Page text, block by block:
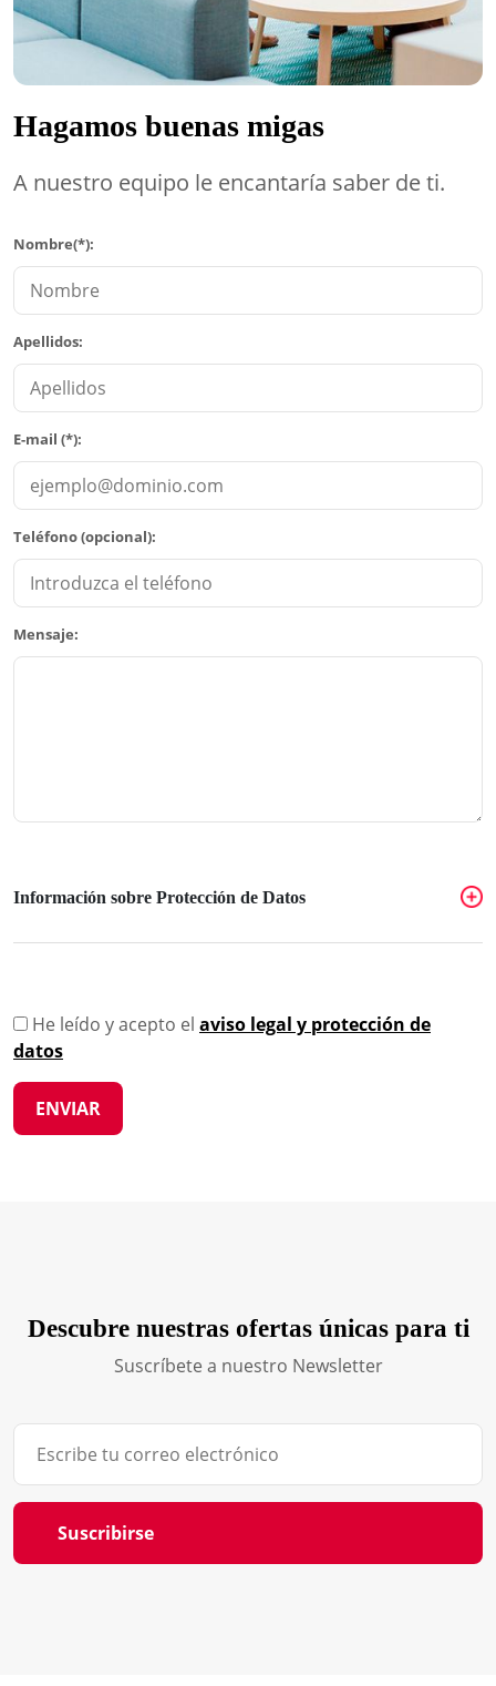
Hagamos buenas migas
A nuestro equipo le encantaría saber de ti.
Nombre(*):
Apellidos:
E-mail (*):
Teléfono (opcional):
Mensaje:
Información sobre Protección de Datos
He leído y acepto el aviso legal y protección de
datos
Descubre nuestras ofertas únicas para ti
Suscríbete a nuestro Newsletter
Suscribirse